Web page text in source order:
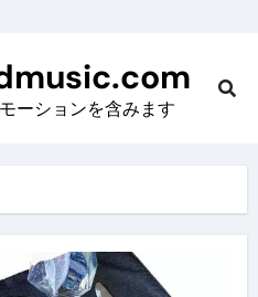
ーションを含みます